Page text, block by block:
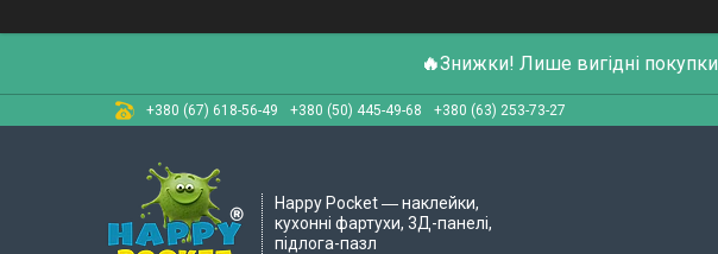
🔥Знижки! Лише вигідні покупки
+380 (67) 618-56-49 +380 (50) 445-49-68 +380 (63) 253-73-27
Happy Pocket ― наклейки,
кухонні фартухи, 3Д-панелі,
підлога-пазл